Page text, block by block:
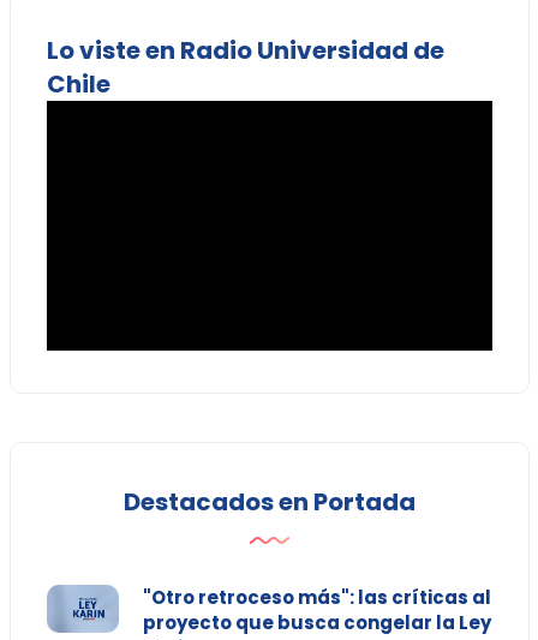
Lo viste en Radio Universidad de
Chile
Destacados en Portada
"Otro retroceso más": las críticas al
proyecto que busca congelar la Ley